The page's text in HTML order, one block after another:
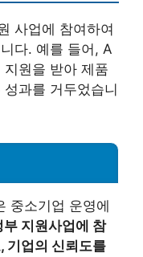
사업에 참여하여
다. 예를 들어, A
원을 받아 제품
과를 거두었습니
중소기업 운영에
부 지원사업에 참
기업의 신뢰도를